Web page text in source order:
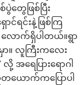
တွေဖြစ်ပြီး
င်ရင်းနဲ့ဖြစ်ကြ
ောက်ရှိပါတယ်။ရွာ
။ လူကြီးကလေး
ရေပြားရောဂါ
ောက်ကပြောပါ